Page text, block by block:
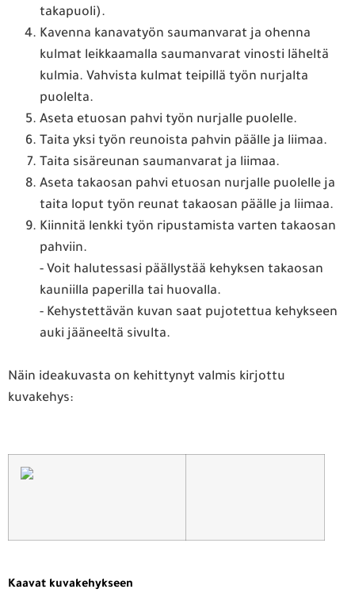
takapuoli).
Kavenna kanavatyön saumanvarat ja ohenna
kulmat leikkaamalla saumanvarat vinosti läheltä
kulmia. Vahvista kulmat teipillä työn nurjalta
puolelta.
Aseta etuosan pahvi työn nurjalle puolelle.
Taita yksi työn reunoista pahvin päälle ja liimaa.
Taita sisäreunan saumanvarat ja liimaa.
Aseta takaosan pahvi etuosan nurjalle puolelle ja
taita loput työn reunat takaosan päälle ja liimaa.
Kiinnitä lenkki työn ripustamista varten takaosan
pahviin.
- Voit halutessasi päällystää kehyksen takaosan
kauniilla paperilla tai huovalla.
- Kehystettävän kuvan saat pujotettua kehykseen
auki jääneeltä sivulta.
Näin ideakuvasta on kehittynyt valmis kirjottu
kuvakehys:
Kaavat kuvakehykseen